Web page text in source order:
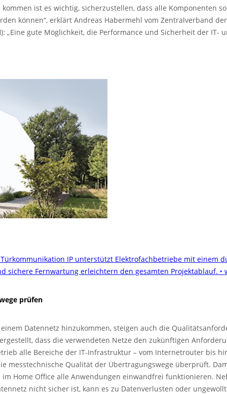
ist es wichtig, sicherzustellen, dass alle Komponenten
können“, erklärt Andreas Habermehl vom Zentralverband
„Eine gute Möglichkeit, die Performance und Sicherheit der
IP unterstützt Elektrofachbetriebe mit einem
sichere Fernwartung erleichtern den gesamten Projektablauf. ‣
prüfen
Datennetz hinzukommen, steigen auch die
dass die verwendeten Netze den zukünftigen
alle Bereiche der IT-Infrastruktur – vom Internetrouter bis
messtechnische Qualität der Übertragungswege überprüft.
Home Office alle Anwendungen einwandfrei funktionieren.
nicht sicher ist, kann es zu Datenverlusten oder